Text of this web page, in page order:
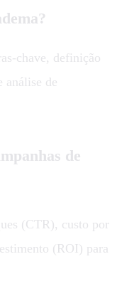
chave, definição
análise de
de
(CTR), custo por
(ROI) para